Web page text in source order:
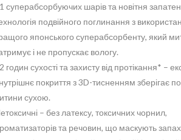
суперабсорбуючих шарів та новітня
подвійного поглинання з
японського суперабсорбенту, який
і не пропускає вологу.
годин сухості та захисту від протікання* –
покриття з 3D-тисненням зберігає
сухою.
– без латексу, токсичних чорнил,
та речовин, що маскують